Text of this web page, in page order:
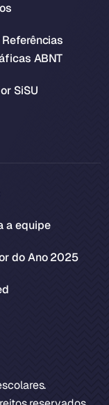
ABNT
SiSU
a equipe
do Ano 2025